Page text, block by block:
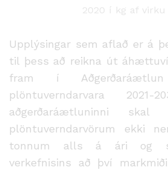
2020 í kg af virku
Upplýsingar sem aflað er á
til þess að reikna út
fram í
plöntuverndarvara 2021-
aðgerðaráætluninni skal
plöntuverndarvörum ekki
tonnum alls á ári og
verkefnisins að því